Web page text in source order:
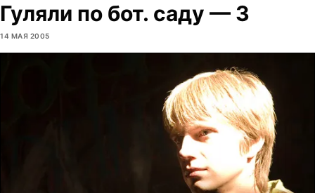
Гуляли по бот. саду — 3
14 МАЯ 2005